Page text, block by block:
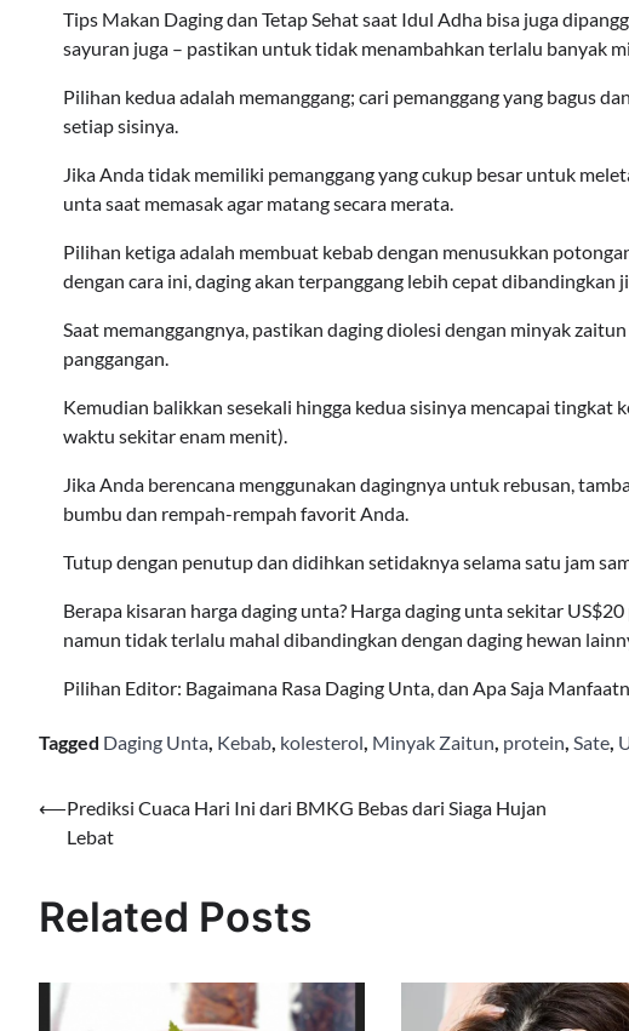
Tips Makan Daging dan Tetap Sehat saat Idul Adha bisa juga
sayuran juga – pastikan untuk tidak menambahkan terlalu banyak
Pilihan kedua adalah memanggang; cari pemanggang yang bagus
setiap sisinya.
Jika Anda tidak memiliki pemanggang yang cukup besar untuk
unta saat memasak agar matang secara merata.
Pilihan ketiga adalah membuat kebab dengan menusukkan
dengan cara ini, daging akan terpanggang lebih cepat dibandingkan
Saat memanggangnya, pastikan daging diolesi dengan minyak
panggangan.
Kemudian balikkan sesekali hingga kedua sisinya mencapai tingkat
waktu sekitar enam menit).
Jika Anda berencana menggunakan dagingnya untuk rebusan,
bumbu dan rempah-rempah favorit Anda.
Tutup dengan penutup dan didihkan setidaknya selama satu jam
Berapa kisaran harga daging unta? Harga daging unta sekitar
namun tidak terlalu mahal dibandingkan dengan daging hewan
Pilihan Editor: Bagaimana Rasa Daging Unta, dan Apa Saja
Tagged Daging Unta, Kebab, kolesterol, Minyak Zaitun, protein, Sate,
Navigasi
pos
⟵Prediksi Cuaca Hari Ini dari BMKG Bebas dari Siaga Hujan
Lebat
Related Posts